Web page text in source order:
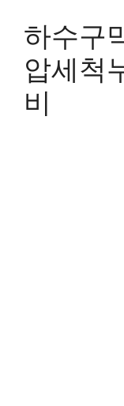
하수구
압세척
비